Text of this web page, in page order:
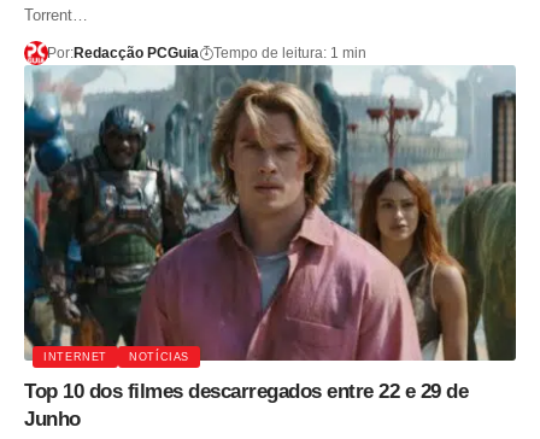
Torrent…
Por:Redacção PCGuia Tempo de leitura: 1 min
INTERNET NOTÍCIAS
Top 10 dos filmes descarregados entre 22 e 29 de
Junho